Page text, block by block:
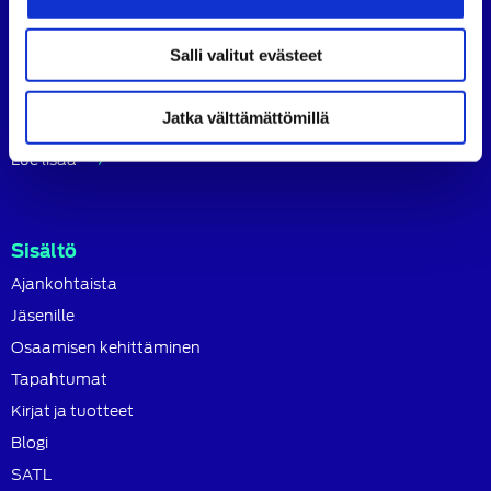
Salli valitut evästeet
Jatka välttämättömillä
ammattilaisten ja asiantuntijoiden yhteistyö- ja
koulutusjärjestö.
SATL toimii jäsenyhdistystensä kattojärjestönä, jonka
tavoitteena on ylläpitää ja kehittää koko autoalan
osaamista ja ammattitaitoa.
Lue lisää
Sisältö
Ajankohtaista
Jäsenille
Osaamisen kehittäminen
Tapahtumat
Kirjat ja tuotteet
Blogi
SATL